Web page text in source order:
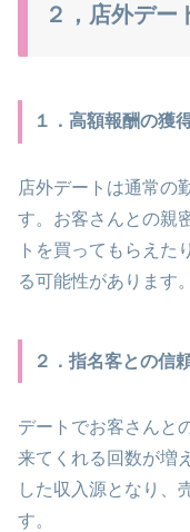
２，店外デー
１．高額報酬の獲
店外デートは通常の
す。お客さんとの親
トを買ってもらえた
る可能性があります。
２．指名客との信
デートでお客さんと
来てくれる回数が増
した収入源となり、
す。